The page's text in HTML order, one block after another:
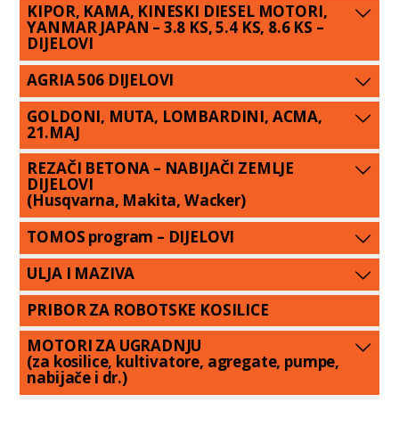
KIPOR, KAMA, KINESKI DIESEL MOTORI,
YANMAR JAPAN – 3.8 KS, 5.4 KS, 8.6 KS –
DIJELOVI
AGRIA 506 DIJELOVI
GOLDONI, MUTA, LOMBARDINI, ACMA,
21.MAJ
REZAČI BETONA – NABIJAČI ZEMLJE
DIJELOVI
(Husqvarna, Makita, Wacker)
TOMOS program – DIJELOVI
ULJA I MAZIVA
PRIBOR ZA ROBOTSKE KOSILICE
MOTORI ZA UGRADNJU
(za kosilice, kultivatore, agregate, pumpe,
nabijače i dr.)